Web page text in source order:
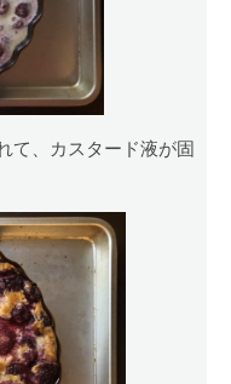
て、カスタード液が固